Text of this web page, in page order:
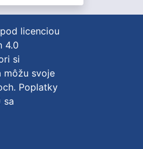
licenciou
4.0
si
môžu svoje
Poplatky
sa